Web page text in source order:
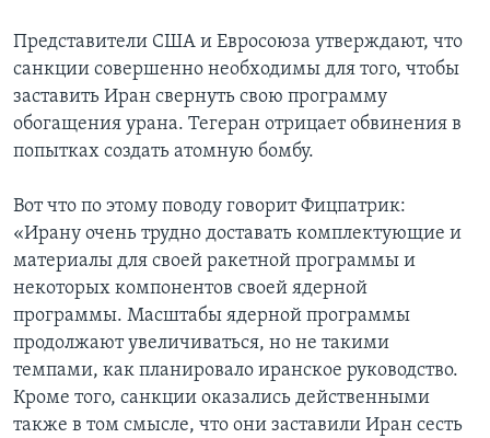
Представители США и Евросоюза утверждают, что
санкции совершенно необходимы для того, чтобы
заставить Иран свернуть свою программу
обогащения урана. Тегеран отрицает обвинения в
попытках создать атомную бомбу.
Вот что по этому поводу говорит Фицпатрик:
«Ирану очень трудно доставать комплектующие и
материалы для своей ракетной программы и
некоторых компонентов своей ядерной
программы. Масштабы ядерной программы
продолжают увеличиваться, но не такими
темпами, как планировало иранское руководство.
Кроме того, санкции оказались действенными
также в том смысле, что они заставили Иран сесть